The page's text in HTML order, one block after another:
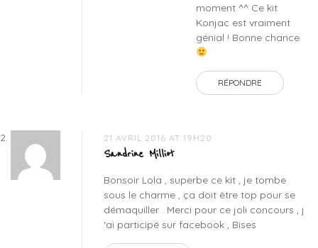
moment ^^ Ce kit
Konjac est vraiment
génial ! Bonne chance
RÉPONDRE
21 AVRIL 2016 AT 19H20
Sandrine Milliot
Bonsoir Lola , superbe ce kit , je tombe
sous le charme , ça doit être top pour se
démaquiller . Merci pour ce joli concours , j
‘ai participé sur facebook , Bises